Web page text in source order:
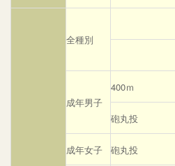
全種別
成年男子
400ｍ
砲丸投
成年女子
砲丸投